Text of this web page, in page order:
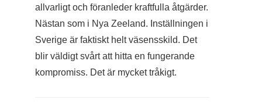
allvarligt och föranleder kraftfulla åtgärder.
Nästan som i Nya Zeeland. Inställningen i
Sverige är faktiskt helt väsensskild. Det
blir väldigt svårt att hitta en fungerande
kompromiss. Det är mycket tråkigt.